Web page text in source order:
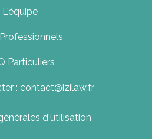
L'équipe
Particuliers
: contact@izilaw.fr
d'utilisation